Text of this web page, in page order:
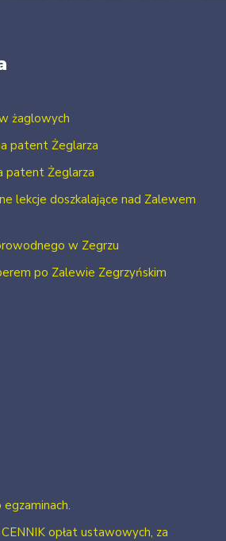
żaglowych
patent Żeglarza
patent Żeglarza
lekcje doszkalające nad Zalewem
w Zegrzu
po Zalewie Zegrzyńskim
opłat ustawowych, za